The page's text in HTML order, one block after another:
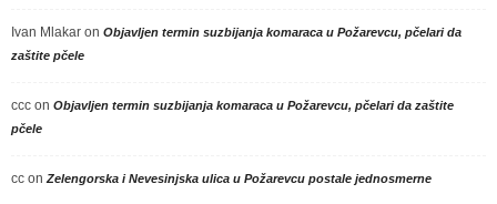
Ivan Mlakar on Objavljen termin suzbijanja komaraca u Požarevcu, pčelari da
zaštite pčele
ccc on Objavljen termin suzbijanja komaraca u Požarevcu, pčelari da zaštite
pčele
cc onZelengorska i Nevesinjska ulica u Požarevcu postale jednosmerne